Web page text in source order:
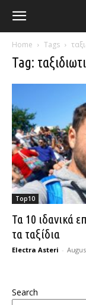
Home Tags
Tag:
Top10
Τα 10 ιδανικά
τα ταξίδια
Electra Asteri -
Search